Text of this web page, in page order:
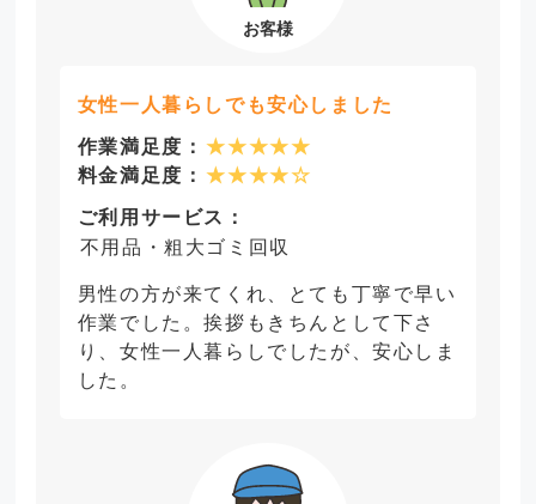
女性一人暮らしでも安心しました
作業満足度： ★★★★★
料金満足度： ★★★★☆
ご利用サービス：
不用品・粗大ゴミ回収
男性の方が来てくれ、とても丁寧で早い
作業でした。挨拶もきちんとして下さ
り、女性一人暮らしでしたが、安心しま
した。